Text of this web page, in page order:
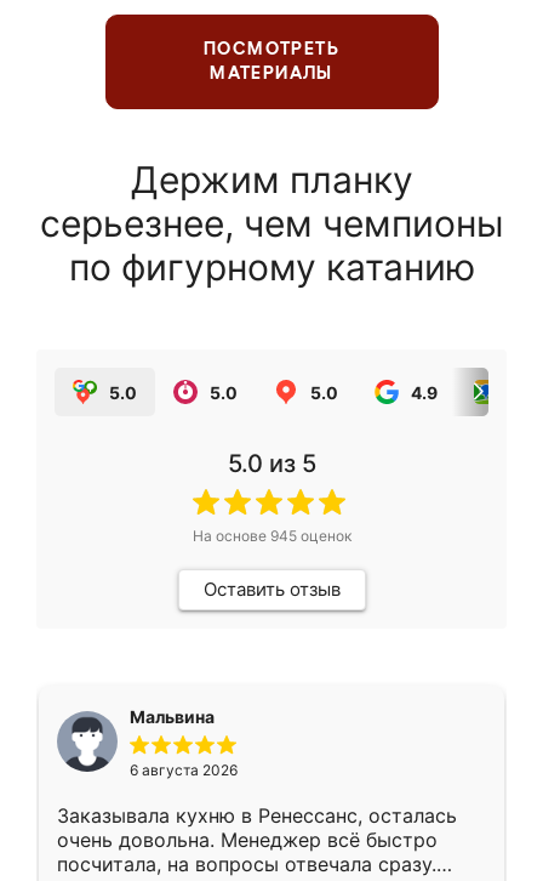
ПОСМОТРЕТЬ
МАТЕРИАЛЫ
Держим планку
серьезнее, чем чемпионы
по фигурному катанию
5.0 5.0 5.0 4.9
5.0 из 5
На основе 945оценок
Оставить отзыв
Мальвина
6 августа 2026
Заказывала кухню в Ренессанс, осталась
очень довольна. Менеджер всё быстро
посчитала, на вопросы отвечала сразу.